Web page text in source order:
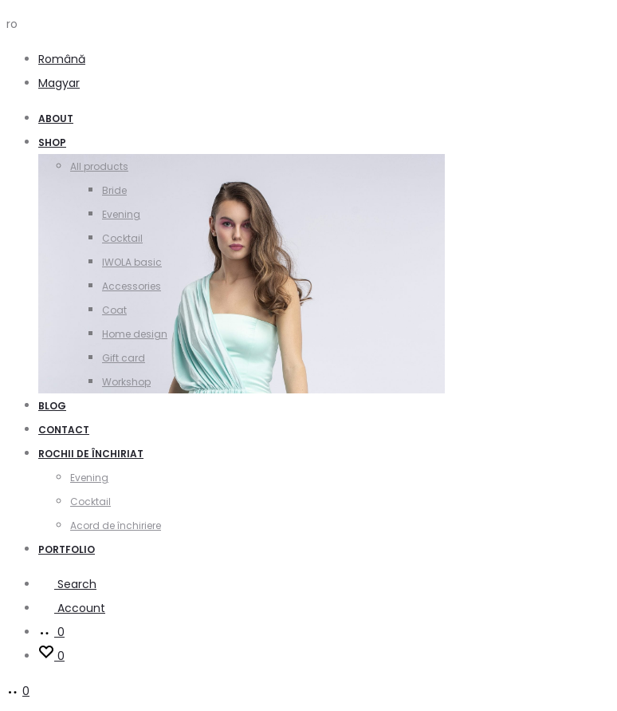
ro
Română
Magyar
ABOUT
SHOP
All products
Bride
Evening
Cocktail
IWOLA basic
Accessories
Coat
Home design
Gift card
Workshop
BLOG
CONTACT
ROCHII DE ÎNCHIRIAT
Evening
Cocktail
Acord de închiriere
PORTFOLIO
Search
Account
0
0
0